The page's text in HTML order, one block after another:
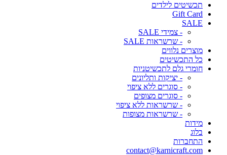
תכשיטים לילדים
Gift Card
SALE
- צמידי SALE
- שרשראות SALE
מוצרים נלווים
כל התכשיטים
חומרי גלם לתכשיטניות
- יציקות ותליונים
- סוגרים ללא ציפוי
- סוגרים מצופים
- שרשראות ללא ציפוי
- שרשראות מצופות
מידות
בלוג
התחברות
contact@karnicraft.com